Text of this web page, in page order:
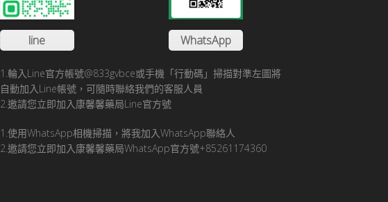
line WhatsApp
1.輪入Line官方帳號@833gvbce或手機「行動碼」掃描對準左圖將
自動加入Line帳號，可隨時聯絡我們的客服人員
2.邀請您立即加入康馨馨藥局Line官方號
1.使用WhatsApp相機掃描，將我加入WhatsApp聯絡人
2.邀請您立即加入康馨馨藥局WhatsApp官方號+85261174360